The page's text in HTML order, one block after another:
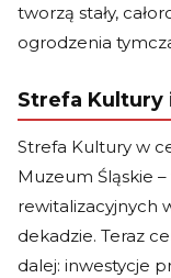
tworzą stały,
ogrodzenia
Strefa
Strefa Kultury w
Muzeum Śląskie
rewitalizacyjnych
dekadzie. Teraz
dalej: inwestycje